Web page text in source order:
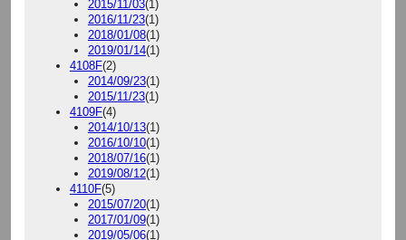
2015/11/03(1)
2016/11/23(1)
2018/01/08(1)
2019/01/14(1)
4108F(2)
2014/09/23(1)
2015/11/23(1)
4109F(4)
2014/10/13(1)
2016/10/10(1)
2018/07/16(1)
2019/08/12(1)
4110F(5)
2015/07/20(1)
2017/01/09(1)
2019/05/06(1)